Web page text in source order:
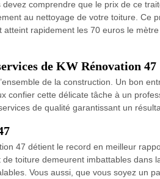
comprendre que le prix de ce
au nettoyage de votre toiture. Ce
rapidement les 70 euros le
de KW Rénovation 47
de la construction. Un bon
cette délicate tâche à un
de qualité garantissant un
47 détient le record en meilleur
toiture demeurent imbattables dans
Vous aussi, que vous soyez un